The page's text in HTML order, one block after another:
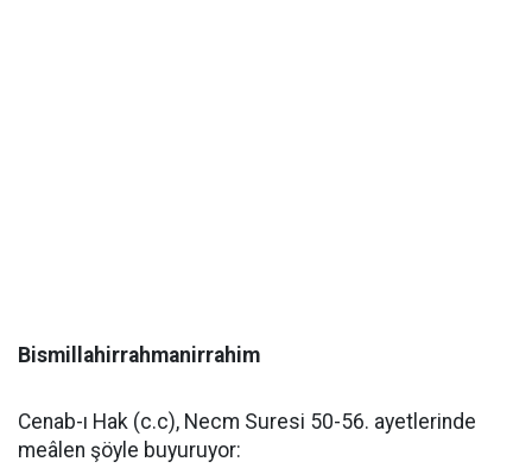
Bismillahirrahmanirrahim
Cenab-ı Hak (c.c), Necm Suresi 50-56. ayetlerinde
meâlen şöyle buyuruyor: